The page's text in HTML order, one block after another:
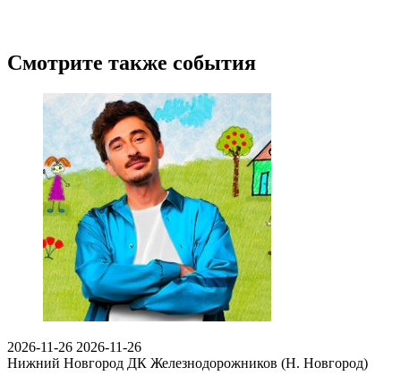
Смотрите также события
2026-11-26 2026-11-26
Нижний Новгород ДК Железнодорожников (Н. Новгород)